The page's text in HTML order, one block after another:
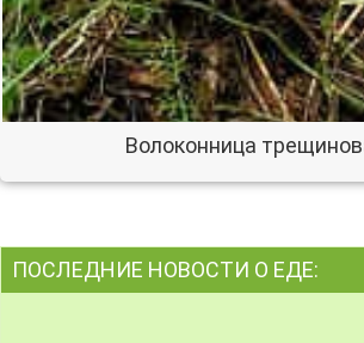
Волоконница
ПОСЛЕДНИЕ НОВОСТИ О ЕДЕ: